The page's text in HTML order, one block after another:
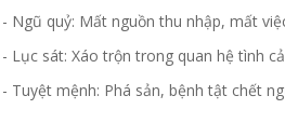
- Ngũ quỷ: Mất nguồn thu nhập, mất
- Lục sát: Xáo trộn trong quan hệ tình
- Tuyệt mệnh: Phá sản, bệnh tật chết